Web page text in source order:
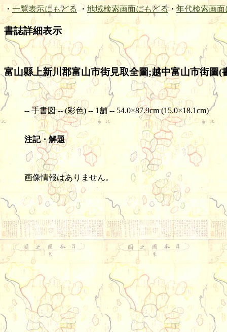
・ 一覧表示にもどる ・ 地域検索画面にもどる・ 年代検索画面
書誌詳細表示
富山縣上新川郡富山市街見取全圖;越中富山市街圖(
-- 手書図 -- (彩色) -- 1舗 -- 54.0×87.9cm (15.0×18.1cm)
注記・解題
画像情報はありません。